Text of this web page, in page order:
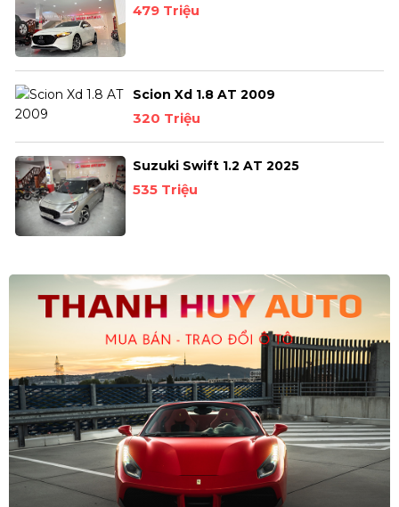
479 Triệu
Scion Xd 1.8 AT 2009
320 Triệu
Suzuki Swift 1.2 AT 2025
535 Triệu